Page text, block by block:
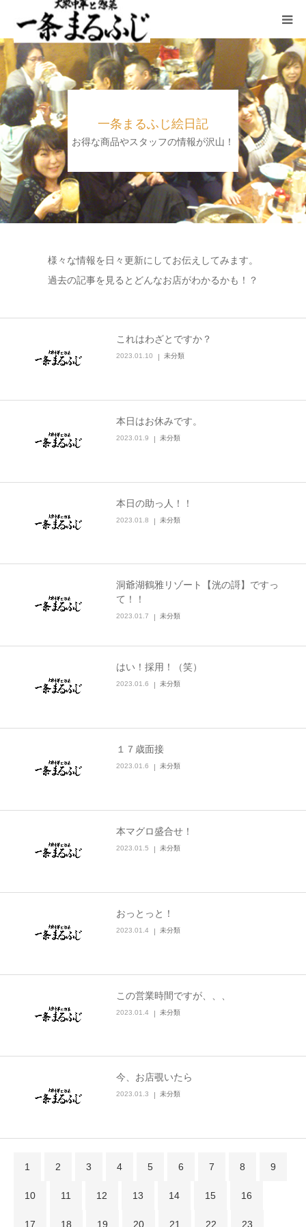
一条まるふじ絵日記
お得な商品やスタッフの情報が沢山！
様々な情報を日々更新にしてお伝えしてみます。
過去の記事を見るとどんなお店がわかるかも！？
これはわざとですか？
2023.01.10 未分類
本日はお休みです。
2023.01.9 未分類
本日の助っ人！！
2023.01.8 未分類
洞爺湖鶴雅リゾート【洸の謌】ですっ
て！！
2023.01.7 未分類
はい！採用！（笑）
2023.01.6 未分類
１７歳面接
2023.01.6 未分類
本マグロ盛合せ！
2023.01.5 未分類
おっとっと！
2023.01.4 未分類
この営業時間ですが、、、
2023.01.4 未分類
今、お店覗いたら
2023.01.3 未分類
1 2 3 4 5 6 7 8 9
10 11 12 13 14 15 16
17 18 19 20 21 22 23
HOME
まるふじ絵日記
夜メニュー
宴会
ランチ
採用情報